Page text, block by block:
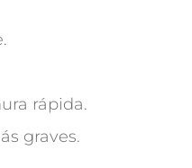
rápida.
graves.